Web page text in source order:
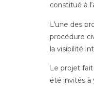
constitué à
L’une des
procédure
la visibilité
Le projet
été invités à